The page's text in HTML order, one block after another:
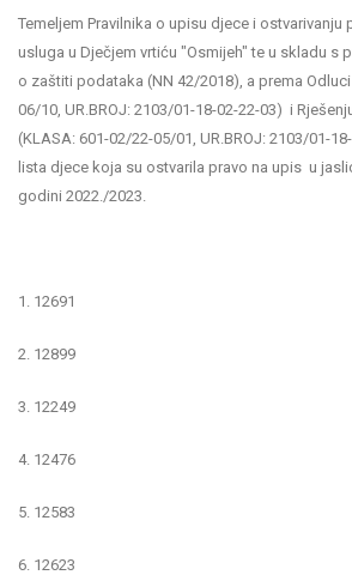
Temeljem Pravilnika o upisu djece i ostvarivanju
usluga u Dječjem vrtiću "Osmijeh" te u skladu s
o zaštiti podataka (NN 42/2018), a prema
06/10, UR.BROJ: 2103/01-18-02-22-03) i
(KLASA: 601-02/22-05/01, UR.BROJ: 2103/01-
lista djece koja su ostvarila pravo na upis u
godini 2022./2023.
1. 12691
2. 12899
3. 12249
4. 12476
5. 12583
6. 12623